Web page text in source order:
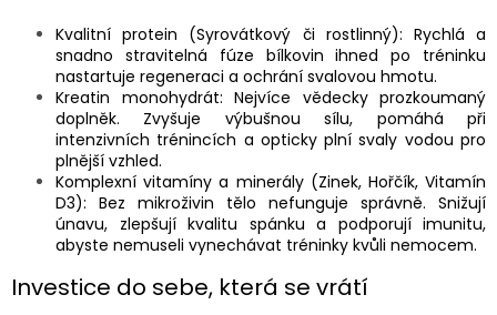
Kvalitní protein (Syrovátkový či rostlinný): Rychlá a
snadno stravitelná fúze bílkovin ihned po tréninku
nastartuje regeneraci a ochrání svalovou hmotu.
Kreatin monohydrát: Nejvíce vědecky prozkoumaný
doplněk. Zvyšuje výbušnou sílu, pomáhá při
intenzivních trénincích a opticky plní svaly vodou pro
plnější vzhled.
Komplexní vitamíny a minerály (Zinek, Hořčík, Vitamín
D3): Bez mikroživin tělo nefunguje správně. Snižují
únavu, zlepšují kvalitu spánku a podporují imunitu,
abyste nemuseli vynechávat tréninky kvůli nemocem.
Investice do sebe, která se vrátí